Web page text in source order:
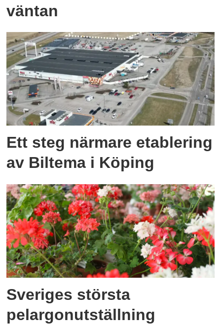
väntan
Ett steg närmare etablering
av Biltema i Köping
Sveriges största
pelargonutställning